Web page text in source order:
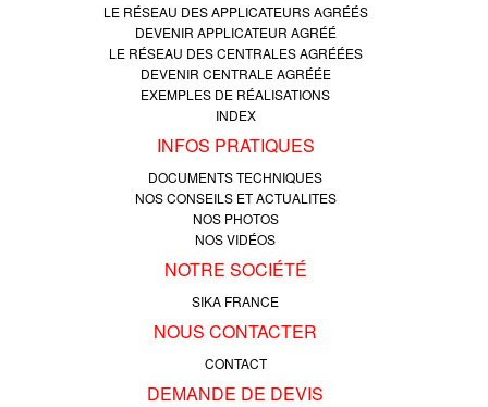
LE RÉSEAU DES APPLICATEURS AGRÉÉS
DEVENIR APPLICATEUR AGRÉÉ
LE RÉSEAU DES CENTRALES AGRÉÉES
DEVENIR CENTRALE AGRÉÉE
EXEMPLES DE RÉALISATIONS
INDEX
INFOS PRATIQUES
DOCUMENTS TECHNIQUES
NOS CONSEILS ET ACTUALITES
NOS PHOTOS
NOS VIDÉOS
NOTRE SOCIÉTÉ
SIKA FRANCE
NOUS CONTACTER
CONTACT
DEMANDE DE DEVIS